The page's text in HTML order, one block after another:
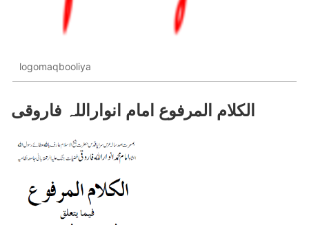
logomaqbooliya
الکلام المرفوع امام انواراللہ فاروقی